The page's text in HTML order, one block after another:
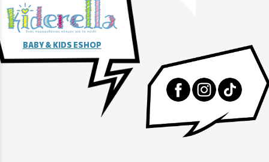
BABY & KIDS ESHOP